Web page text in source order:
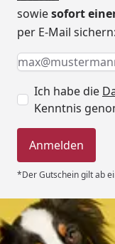
sowiesofort
per E-Mail sichern:
Keine Eingabe
Eingabe
E-Mail *
Ich habe die
Kenntnis
Anmelden
*Der Gutschein gilt ab